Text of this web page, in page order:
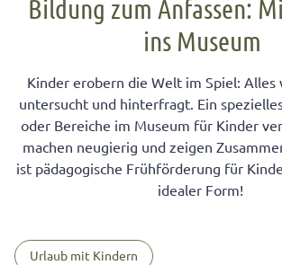
Bildung zum Anfassen:
ins Museum
Kinder erobern die Welt im Spiel:
untersucht und hinterfragt. Ein
oder Bereiche im Museum für Kinder
machen neugierig und zeigen
ist pädagogische Frühförderung für
idealer Form!
Urlaub mit Kindern